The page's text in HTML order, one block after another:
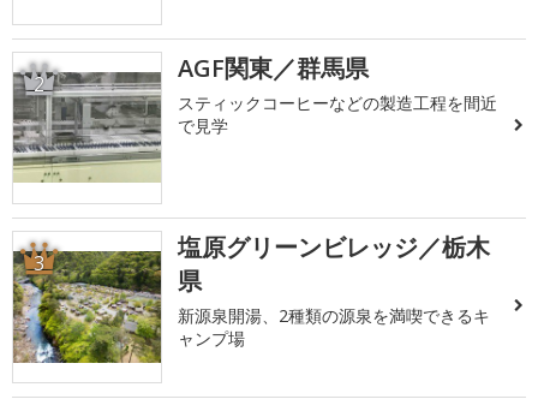
2 AGF関東／群馬県
スティックコーヒーなどの製造工程を間近
で見学
3
塩原グリーンビレッジ／栃木
県
新源泉開湯、2種類の源泉を満喫できるキ
ャンプ場